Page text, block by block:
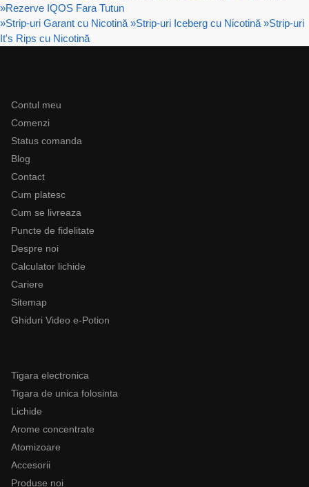
»Rezerve IQOS Fara Tutun
»Strip-uri Garant cu Nicotină »Strip-uri Iceberg cu Nicotină »Strip-uri
It's Rips cu Nicotină
Contul meu
Comenzi
Status comanda
Blog
Contact
Cum platesc
Cum se livreaza
Puncte de fidelitate
Despre noi
Calculator lichide
Cariere
Sitemap
Ghiduri Video e-Potion
Tigara electronica
Tigara de unica folosinta
Lichide
Arome concentrate
Atomizoare
Accesorii
Produse noi